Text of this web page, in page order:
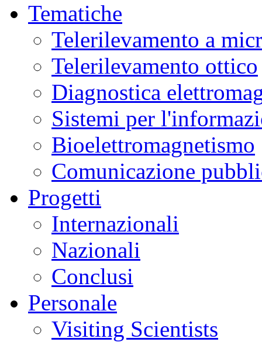
Tematiche
Telerilevamento a
Telerilevamento ottico
Diagnostica
Sistemi per
Bioelettromagnetismo
Comunicazione
Progetti
Internazionali
Nazionali
Conclusi
Personale
Visiting Scientists